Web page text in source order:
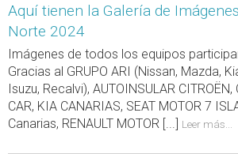
Aquí tienen la Galería de
Norte 2024
Imágenes de todos los equipos
Gracias al GRUPO ARI (Nissan, Mazda,
Isuzu, Recalvi), AUTOINSULAR CITROËN,
CAR, KIA CANARIAS, SEAT MOTOR 7
Canarias, RENAULT MOTOR [...]
Leer más...